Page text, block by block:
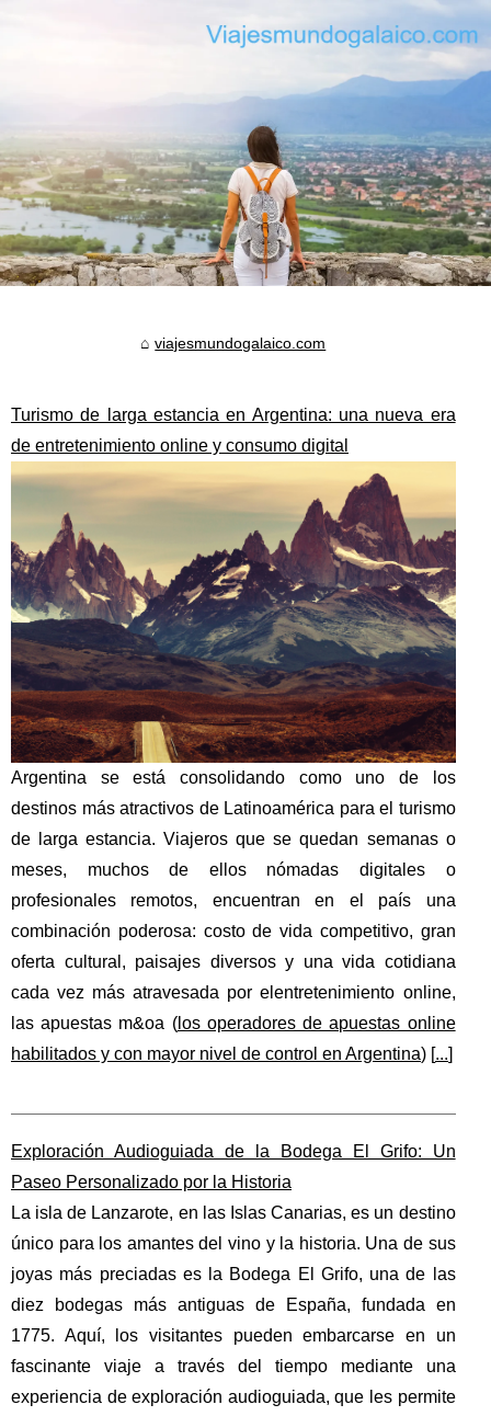
viajesmundogalaico.com
Turismo de larga estancia en Argentina: una nueva era
de entretenimiento online y consumo digital
Argentina se está consolidando como uno de los
destinos más atractivos de Latinoamérica para el turismo
de larga estancia. Viajeros que se quedan semanas o
meses, muchos de ellos nómadas digitales o
profesionales remotos, encuentran en el país una
combinación poderosa: costo de vida competitivo, gran
oferta cultural, paisajes diversos y una vida cotidiana
cada vez más atravesada por elentretenimiento online,
las apuestas m&oa (los operadores de apuestas online
habilitados y con mayor nivel de control en Argentina) [...]
Exploración Audioguiada de la Bodega El Grifo: Un
Paseo Personalizado por la Historia
La isla de Lanzarote, en las Islas Canarias, es un destino
único para los amantes del vino y la historia. Una de sus
joyas más preciadas es la Bodega El Grifo, una de las
diez bodegas más antiguas de España, fundada en
1775. Aquí, los visitantes pueden embarcarse en un
fascinante viaje a través del tiempo mediante una
experiencia de exploración audioguiada, que les permite